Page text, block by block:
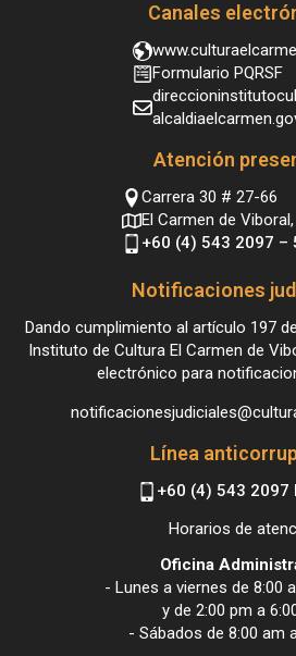
Canales
Formulario PQRSF
Atención
Carrera 30 # 27-66
El Carmen de
+60 (4) 543 2097 –
Notificaciones
Dando cumplimiento al artículo 197
Instituto de Cultura El Carmen de
electrónico para
Línea
+60 (4) 543 2097
Horarios de
Oficina
- Lunes a viernes de 8:00
y de 2:00 pm a
- Sábados de 8:00 am